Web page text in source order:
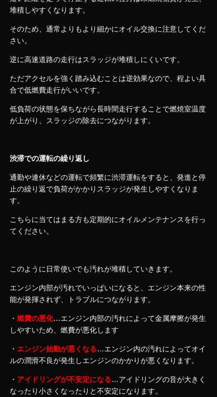
堆積しやすくなります。
そのため、通常よりもより細かにオイル交換に注意してくだ
さい。
逆に高速道路の走行はスラッジが堆積しにくいです。
ただアクセルを強く踏み込むことは逆効果なので、程よい具
合で低燃費走行がいいです。
低負荷の状態を保ちながら長時間走行することで燃焼室温度
が上がり、スラッジの除去につながります。
渋滞での運転の繰り返し
通勤や連休などの運転で頻繁に渋滞運転をすると、発進と停
止の繰り返で負荷がかかりスラッジが発生しやすくなりま
す。
こちらに当てはまる方も定期的にオイルメンテナンスを行っ
てください。
このように日常使いでも汚れが堆積していきます。
エンジン内部が汚れでいっぱいになると、エンジン本来の性
能が発揮されず、トラブルにつながります。
・ 燃費の悪化…エンジン内部の汚れによって金属摩擦が発生
しやすいため、燃費が悪化します
・ エンジン始動が悪くなる…エンジン内の汚れによってオイ
ルの潤滑不良が発生しエンジンのかかりが悪くなります。
・ アイドリングが不安定になる…アイドリングの音が大きく
なったり小さくなったりと不安定になります。